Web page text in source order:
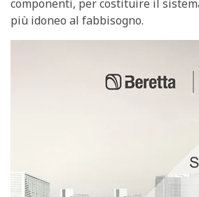
componenti, per costituire il
più idoneo al fabbisogno.